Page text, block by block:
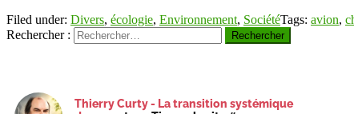
Filed under: Divers, écologie, Environnement, SociétéTags: avion,
Rechercher :
Thierry Curty - La transition systémique